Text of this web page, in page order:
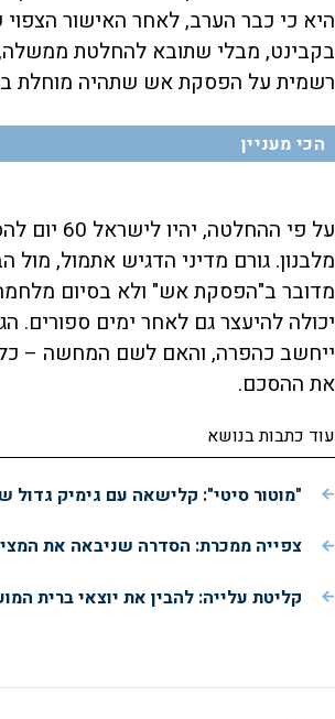
היא כי כבר הערב, לאחר האישור
בקבינט, מבלי שתובא להחלטת
רשמית על הפסקת אש שתהיה מוחלת
הכי מעניין
על פי ההחלטה,
מלבנון. גורם מדיני הדגיש אתמול, מול
מדובר ב"הפסקת אש" ולא בסיום
יכולה להיעצר גם לאחר ימים ספורים.
ייחשב כהפרה, והאם לשם המחשה – כל
את ההסכם.
עוד כתבות בנושא
"מוטור סיטי": קלישאה עם גימיק גדול
צפייה ממכרת: הסדרה שניבאה את
קליטת עלייה: להבין את יוצאי ברית